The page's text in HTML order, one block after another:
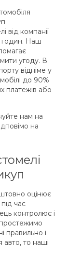
від компанії
годин. Наш
угоду. В
відніме у
до 90%
платежів або
нам на
на
оцінює
час
контролює і
правильно і
авто, то наші